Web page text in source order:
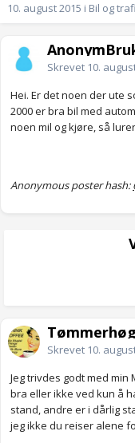
10. august 2015 i Bil og
Skrevet 10.
Hei. Er det noen der ute
2000 er bra bil med
noen mil og kjøre, så
Anonymous poster hash:
Skrevet 10.
Jeg trivdes godt med min
bra eller ikke ved kun å
stand, andre er i dårlig
jeg ikke du reiser alene